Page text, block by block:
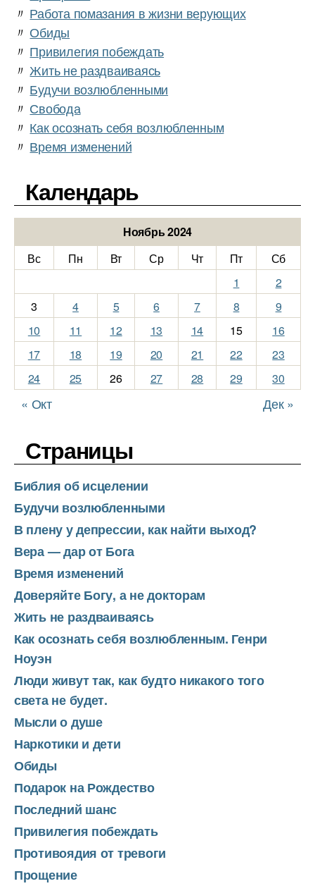
〃 Работа помазания в жизни верующих
〃 Обиды
〃 Привилегия побеждать
〃Жить не раздваиваясь
〃 Будучи возлюбленными
〃 Свобода
〃 Как осознать себя возлюбленным
〃 Время изменений
Календарь
Ноябрь 2024
Вс
Пн Вт Ср Чт Пт
Сб
1
2
3
4 5 6 7 8
9
10
11 12 13 14 15
16
17
18 19 20 21 22
23
24
25 26 27 28 29 30
« Окт Дек »
Страницы
Библия об исцелении
Будучи возлюбленными
В плену у депрессии, как найти выход?
Вера — дар от Бога
Время изменений
Доверяйте Богу, а не докторам
Жить не раздваиваясь
Как осознать себя возлюбленным. Генри
Ноуэн
Люди живут так, как будто никакого того
света не будет.
Мысли о душе
Наркотики и дети
Обиды
Подарок на Рождество
Последний шанс
Привилегия побеждать
Противоядия от тревоги
Прощение